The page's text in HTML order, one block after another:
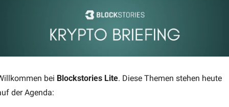
bei Blockstories Lite. Diese Themen stehen heute
der Agenda: